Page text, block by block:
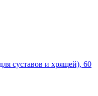
суставов и хрящей), 60